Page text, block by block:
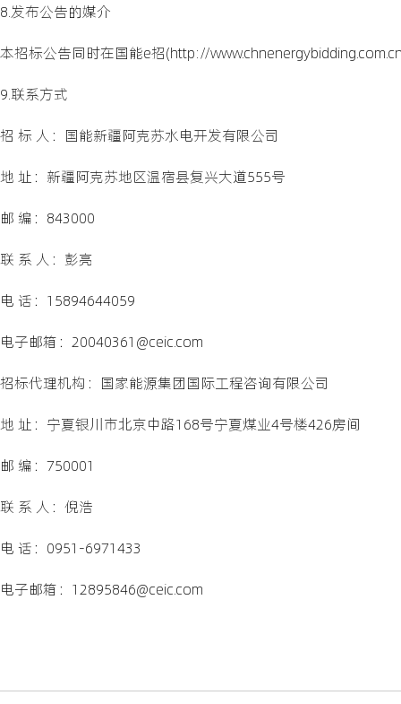
8.发布公告的媒介
本招标公告同时在国能e招(http://
9.联系方式
招 标 人：国能新疆阿克苏水电开发有限公司
地 址：新疆阿克苏地区温宿县复兴大道555号
邮 编：843000
联 系 人：彭亮
电 话：15894644059
电子邮箱：20040361@ceic.com
招标代理机构：国家能源集团国际工程咨询有限公司
地 址：宁夏银川市北京中路168号宁夏煤业4号楼426房间
邮 编：750001
联 系 人：倪浩
电 话：0951-6971433
电子邮箱：12895846@ceic.com